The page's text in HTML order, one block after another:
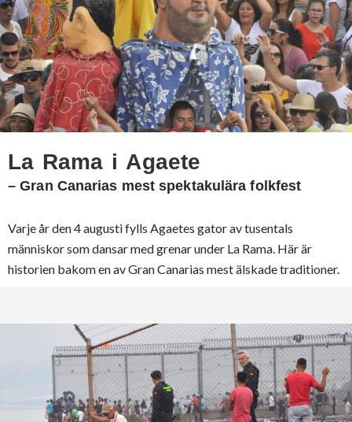
La Rama i Agaete
– Gran Canarias mest spektakulära folkfest
Varje år den 4 augusti fylls Agaetes gator av tusentals
människor som dansar med grenar under La Rama. Här är
historien bakom en av Gran Canarias mest älskade traditioner.